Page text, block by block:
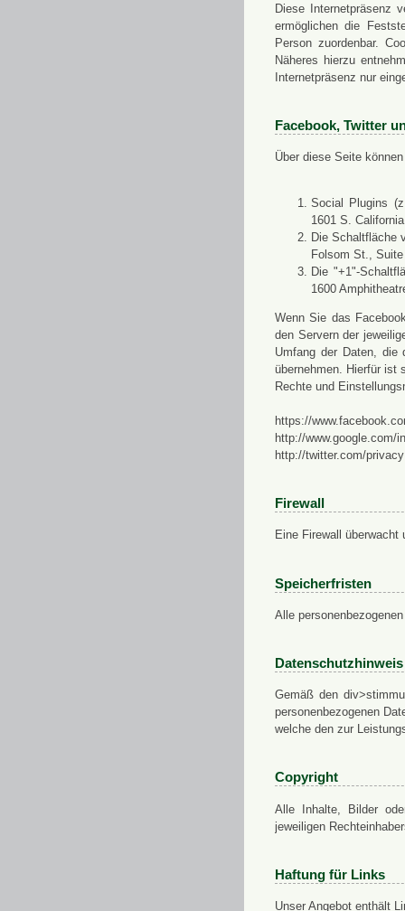
Diese Internetpräsenz
ermöglichen die
Person zuordenbar.
Näheres hierzu
Internetpräsenz nur
Facebook, Twitter
Über diese Seite
Social Plugins
1601 S.
Die Schaltfläche
Folsom St.,
Die "+1"-
1600
Wenn Sie das
den Servern der
Umfang der Daten, die
übernehmen. Hierfür ist
Rechte und
https://
http://www.google.com/
http://twitter.com/privacy
Firewall
Eine Firewall
Speicherfristen
Alle
Datenschutzhinweis
Gemäß den
personenbezogenen
welche den zur
Copyright
Alle Inhalte, Bilder
jeweiligen
Haftung für Links
Unser Angebot enthält